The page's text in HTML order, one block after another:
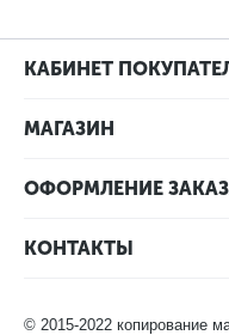
КАБИНЕТ
МАГАЗИН
ОФОРМЛЕНИЕ
КОНТАКТЫ
© 2015-2022 копирование